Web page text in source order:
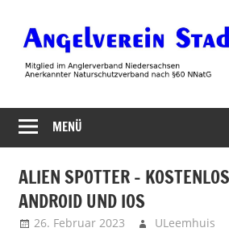
Inhalt
springen
MENÜ
ALIEN SPOTTER –
ANDROID UND IOS
26. Februar 2023 ULeemhuis